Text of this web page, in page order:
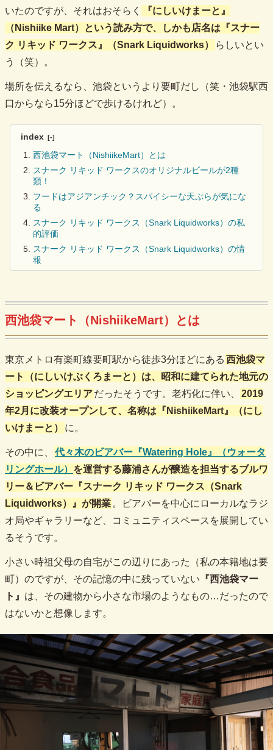
いたのですが、それはおそらく
『にしいけまーと』
（Nishiike Mart）
という読み方で、しかも店名は 『スナー
ク リキッド ワークス』（Snark Liquidworks）
らしいとい
う（笑）。
場所を伝えるなら、池袋というより要町だし（笑・池袋駅西
口からなら15分ほどで歩けるけれど）。
index
西池袋マート（NishiikeMart）とは
スナーク リキッド ワークスのオリジナルビールが2種
類！
フードはアジアンチック？スパイシーな天ぷらが気にな
る
スナーク リキッド ワークス（Snark Liquidworks）の私
的評価
スナーク リキッド ワークス（Snark Liquidworks）の情
報
西池袋マート（NishiikeMart）とは
東京メトロ有楽町線要町駅から徒歩3分ほどにある 西池袋マ
ート（にしいけぶくろまーと） は、昭和に建てられた地元の
ショッピングエリアだったそうです。老朽化に伴い、
2019
年2月に改装オープンして、名称は 『NishiikeMart』（にし
いけまーと）
に。
その中に、 代々木のビアバー 『Watering Hole』（ウォータ
リングホール） を運営する藤浦さんが醸造を担当するブルワ
リー＆ビアバー『スナーク リキッド ワークス（Snark
Liquidworks）』が開業 。ビアバーを中心にローカルなラジ
オ局やギャラリーなど、コミュニティスペースを展開してい
るそうです。
小さい時祖父母の自宅がこの辺りにあった（私の本籍地は要
町）のですが、その記憶の中に残っていない 『西池袋マー
ト』 は、その建物から小さな市場のようなもの…だったので
はないかと想像します。